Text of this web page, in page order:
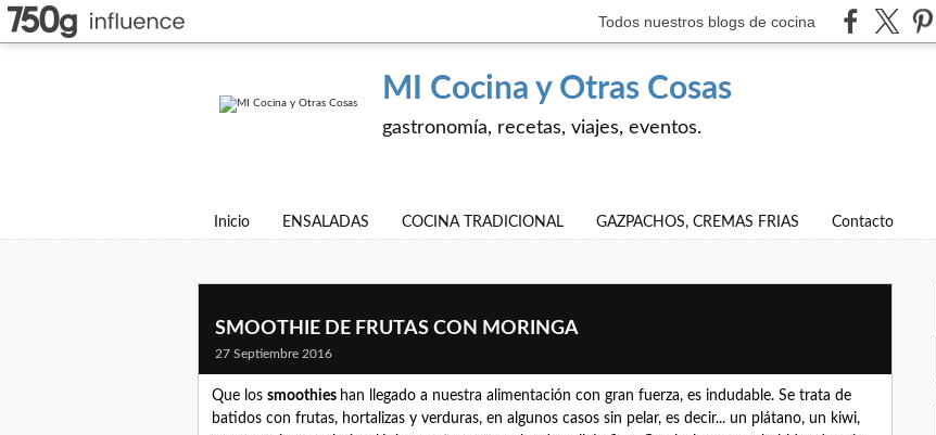
Todos nuestros blogs de cocina
MI Cocina y Otras Cosas
gastronomía, recetas, viajes, eventos.
Inicio ENSALADAS COCINA TRADICIONAL GAZPACHOS, CREMAS FRIAS Contacto
SMOOTHIE DE FRUTAS CON MORINGA
27 Septiembre 2016
Que los smoothies han llegado a nuestra alimentación con gran fuerza, es indudable. Se trata de
batidos con frutas, hortalizas y verduras, en algunos casos sin pelar, es decir... un plátano, un kiwi,